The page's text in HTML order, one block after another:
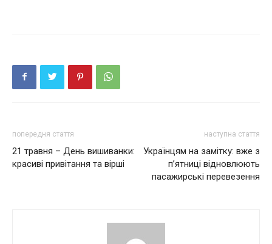
попередня стаття
21 травня – День вишиванки:
красиві привітання та вірші
наступна стаття
Українцям на замітку: вже з
п’ятниці відновлюють
пасажирські перевезення